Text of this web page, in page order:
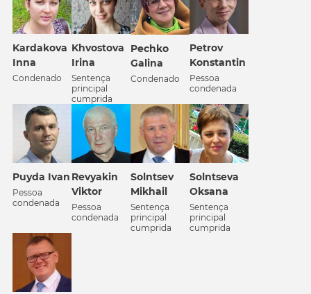
Kardakova
Inna
Condenado
Khvostova
Irina
Sentença
principal
cumprida
Pechko
Galina
Condenado
Petrov
Konstantin
Pessoa
condenada
Puyda Ivan
Pessoa
condenada
Revyakin
Viktor
Pessoa
condenada
Solntsev
Mikhail
Sentença
principal
cumprida
Solntseva
Oksana
Sentença
principal
cumprida